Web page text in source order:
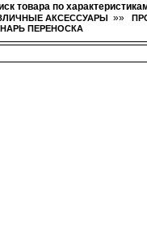
товара по
АКСЕССУАРЫ »»
ПЕРЕНОСКА